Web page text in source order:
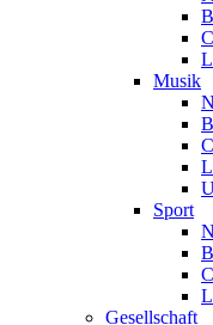
Musik
Sport
Gesellschaft